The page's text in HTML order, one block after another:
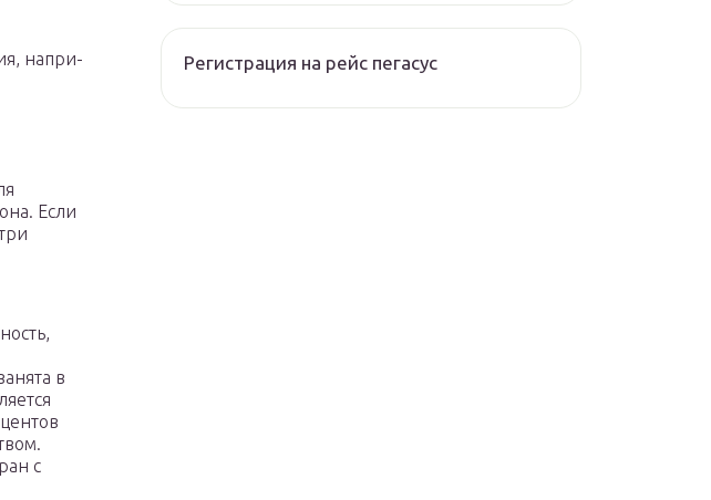
на­при­
Если
в
с
Регистрация на рейс пегасус